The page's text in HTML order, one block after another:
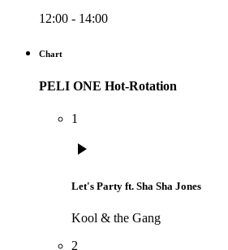
12:00 - 14:00
Chart
PELI ONE Hot-Rotation
1
play_arrow
Let's Party ft. Sha Sha Jones
Kool & the Gang
2